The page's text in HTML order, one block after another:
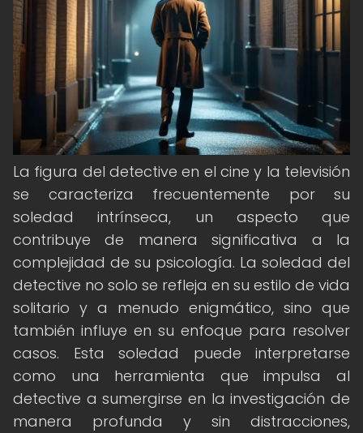
La figura del detective en el cine y la televisión
se caracteriza frecuentemente por su
soledad intrínseca, un aspecto que
contribuye de manera significativa a la
complejidad de su psicología. La soledad del
detective no solo se refleja en su estilo de vida
solitario y a menudo enigmático, sino que
también influye en su enfoque para resolver
casos. Esta soledad puede interpretarse
como una herramienta que impulsa al
detective a sumergirse en la investigación de
manera profunda y sin distracciones,